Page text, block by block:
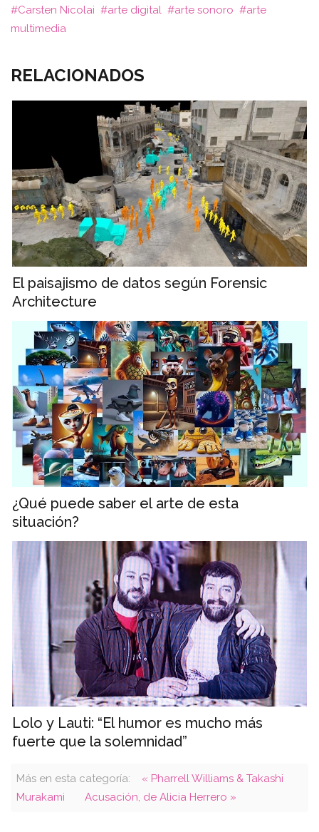
Carsten Nicolai arte digital arte sonoro
arte
multimedia
RELACIONADOS
El paisajismo de datos según Forensic
Architecture
¿Qué puede saber el arte de esta
situación?
Lolo y Lauti: “El humor es mucho más
fuerte que la solemnidad”
Más en esta categoría:
« Pharrell Williams & Takashi
Murakami
Acusación, de Alicia Herrero »